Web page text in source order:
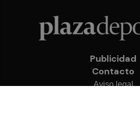
Publicidad
Contacto
Aviso legal